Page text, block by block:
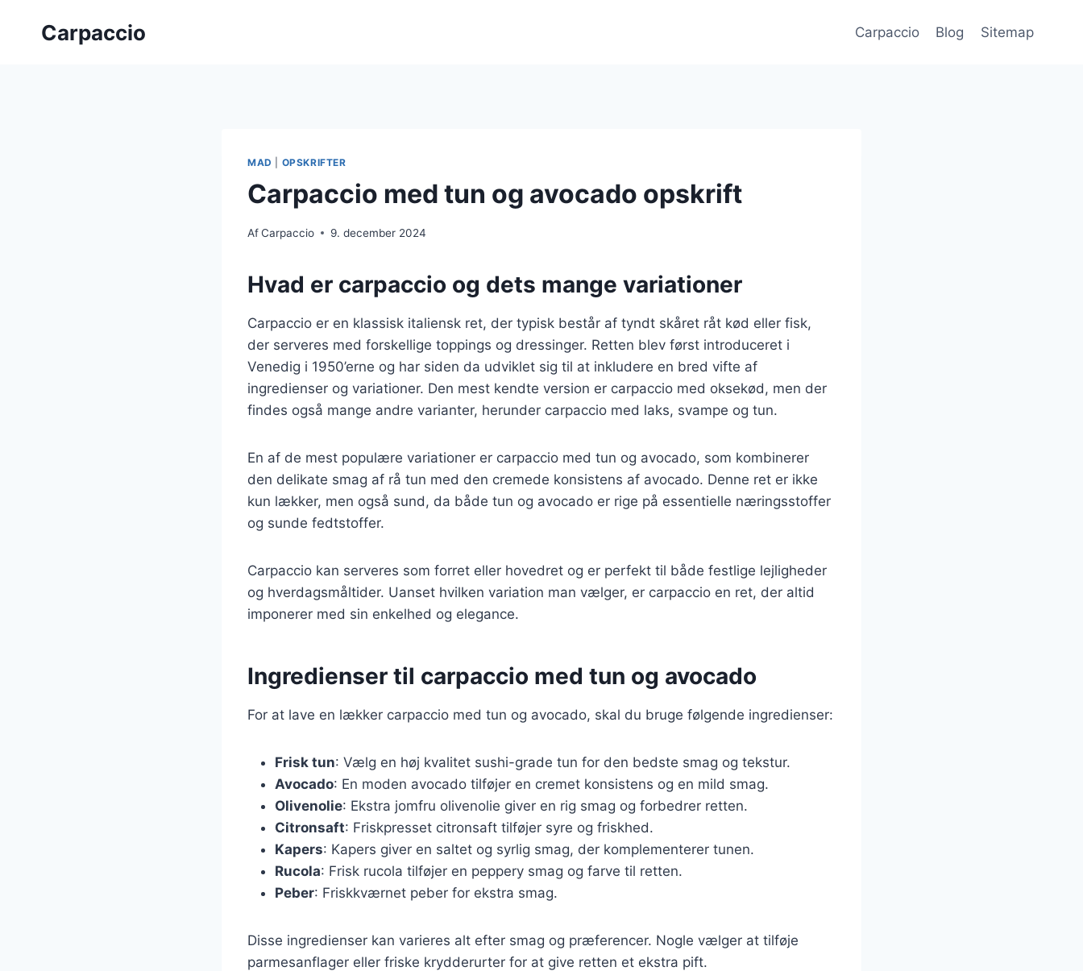
Carpaccio Carpaccio Blog Sitemap
MAD OPSKRIFTER
Carpaccio med tun og avocado opskrift
AfCarpaccio 9. december 2024
Hvad er carpaccio og dets mange variationer
Carpaccio er en klassisk italiensk ret, der typisk består af tyndt skåret råt kød eller fisk,
der serveres med forskellige toppings og dressinger. Retten blev først introduceret i
Venedig i 1950’erne og har siden da udviklet sig til at inkludere en bred vifte af
ingredienser og variationer. Den mest kendte version er carpaccio med oksekød, men der
findes også mange andre varianter, herunder carpaccio med laks, svampe og tun.
En af de mest populære variationer er carpaccio med tun og avocado, som kombinerer
den delikate smag af rå tun med den cremede konsistens af avocado. Denne ret er ikke
kun lækker, men også sund, da både tun og avocado er rige på essentielle næringsstoffer
og sunde fedtstoffer.
Carpaccio kan serveres som forret eller hovedret og er perfekt til både festlige lejligheder
og hverdagsmåltider. Uanset hvilken variation man vælger, er carpaccio en ret, der altid
imponerer med sin enkelhed og elegance.
Ingredienser til carpaccio med tun og avocado
For at lave en lækker carpaccio med tun og avocado, skal du bruge følgende ingredienser:
Frisk tun: Vælg en høj kvalitet sushi-grade tun for den bedste smag og tekstur.
Avocado: En moden avocado tilføjer en cremet konsistens og en mild smag.
Olivenolie: Ekstra jomfru olivenolie giver en rig smag og forbedrer retten.
Citronsaft: Friskpresset citronsaft tilføjer syre og friskhed.
Kapers: Kapers giver en saltet og syrlig smag, der komplementerer tunen.
Rucola: Frisk rucola tilføjer en peppery smag og farve til retten.
Peber: Friskkværnet peber for ekstra smag.
Disse ingredienser kan varieres alt efter smag og præferencer. Nogle vælger at tilføje
parmesanflager eller friske krydderurter for at give retten et ekstra pift.